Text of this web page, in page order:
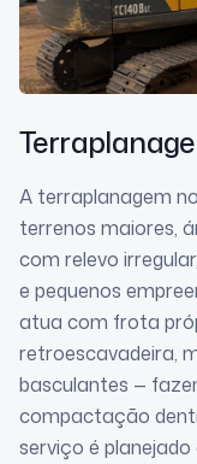
A terraplanagem
terrenos maiores,
com relevo
e pequenos
atua com frota
retroescavadeira,
basculantes —
compactação
serviço é